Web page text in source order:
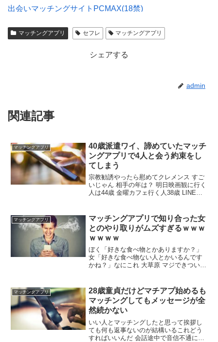
出会いマッチングサイトPCMAX(18禁)
集/R18
マッチングアプリ セフレ マッチングアプリ
シェアする
admin
関連記事
マッチングアプリ
40歳派遣ワイ、諦めていたマッチ
ングアプリで4人と会う約束をし
てしまう
宗教勧誘やったら慰めてクレメンス すご
いじゃん 相手の年は？ 明日映画観に行く
人は44歳 金曜カフェ行く人38歳 LINE交
ッチングってなにつかってるんや tinder
やで
マッチングアプリ
マッチングアプリで知り合った女
とのやり取りがムズすぎるｗｗｗ
ｗｗｗｗ
ぼく「好きな食べ物とかありますか？」
女「好きな食べ物ない人とかいるんです
かね？」なにこれ 大草原 マジできついわ
話なんて鉄板だろ 食事に誘いやすくなる
じゃん 特に好きなものはなんなの？僕は
海老🦐 こういう返しがマスト
マッチングアプリ
28歳童貞だけどマチアプ始めるも
マッチングしてもメッセージが全
然続かない
いい人とマッチングしたと思って挨拶し
ても何も返事ないのが結構いるこれどう
すればいいんだ 会話途中で音信不通にな